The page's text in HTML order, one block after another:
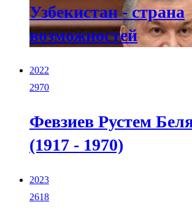
Узбекистан - страна
возможностей
2022
2970
Февзиев Рустем
(1917 - 1970)
2023
2618